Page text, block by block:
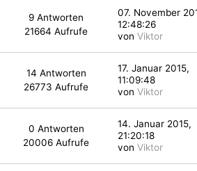
9 Antworten
21664 Aufrufe
07. November
12:48:26
von Viktor
14 Antworten
26773 Aufrufe
17. Januar 2015,
11:09:48
von Viktor
0 Antworten
20006 Aufrufe
14. Januar 2015,
21:20:18
von Viktor